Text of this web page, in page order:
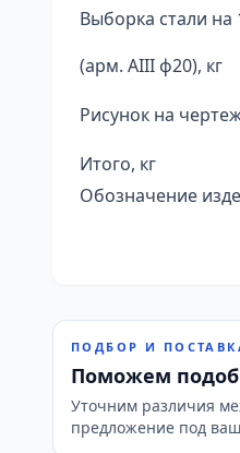
Выборка стали на
(арм. AIII ф20), кг
Рисунок на
Итого, кг
Обозначение
ПОДБОР И
Поможем
Уточним различия
предложение под